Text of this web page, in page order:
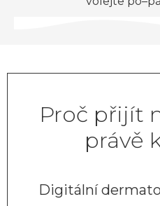
Proč přijít
právě
Digitální